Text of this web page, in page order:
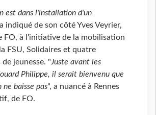
est dans l'installation d'un
indiqué de son côté Yves Veyrier,
FO, à l'initiative de la mobilisation
FSU, Solidaires et quatre
jeunesse. "Juste avant les
Philippe, il serait bienvenu que
baisse pas", a nuancé à Rennes
de FO.